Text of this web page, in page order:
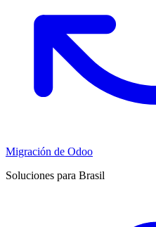
Migración de Odoo
Soluciones para Brasil